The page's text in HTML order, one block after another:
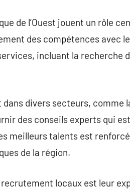
de l’Ouest jouent un rôle
des compétences avec
incluant la recherche
divers secteurs, comme
des conseils experts qui
meilleurs talents est
de la région.
locaux est leur